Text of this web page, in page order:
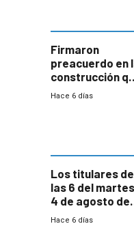
a revisar
proyectos
Firmaron
preacuerdo en
construcción
comprende
Hace 6 días
Los titulares de
las 6 del martes
4 de agosto de
2026
Hace 6 días